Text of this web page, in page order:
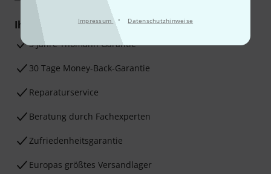
Impressum · Datenschutzhinweise
Ihre Vorteile
3 Jahre Thomann Garantie
30 Tage Money-Back-Garantie
Reparaturservice
Beratung durch Fachexperten
Zufriedenheitsgarantie
Europas größtes Versandlager